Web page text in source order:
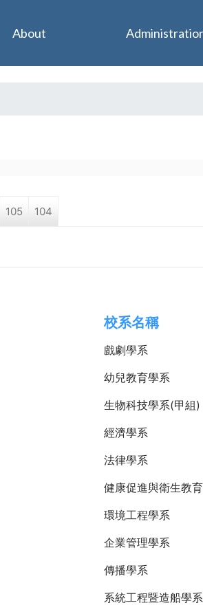
105 104
校系名稱
戲劇學系
幼兒教育學系
生物科技學系(甲組)
經濟學系
法律學系
健康促進與衛生教
環境工程學系
企業管理學系
傳播學系
系統工程暨造船學系
About